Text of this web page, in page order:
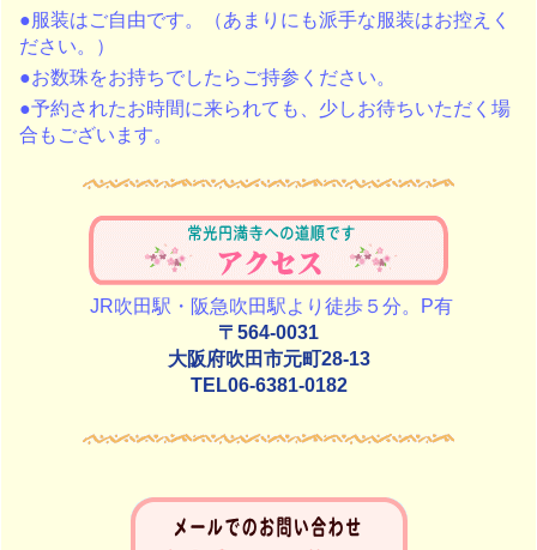
●服装はご自由です。（あまりにも派手な服装はお控えく
ださい。）
●お数珠をお持ちでしたらご持参ください。
●予約されたお時間に来られても、少しお待ちいただく場
合もございます。
JR吹田駅・阪急吹田駅より徒歩５分。P有
〒564-0031
大阪府吹田市元町28-13
TEL06-6381-0182